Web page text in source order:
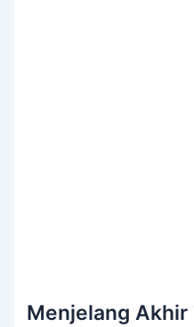
Menjelang Akhir